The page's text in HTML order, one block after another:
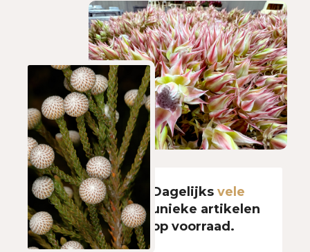
Dagelijksvele
unieke artikelen
op voorraad.